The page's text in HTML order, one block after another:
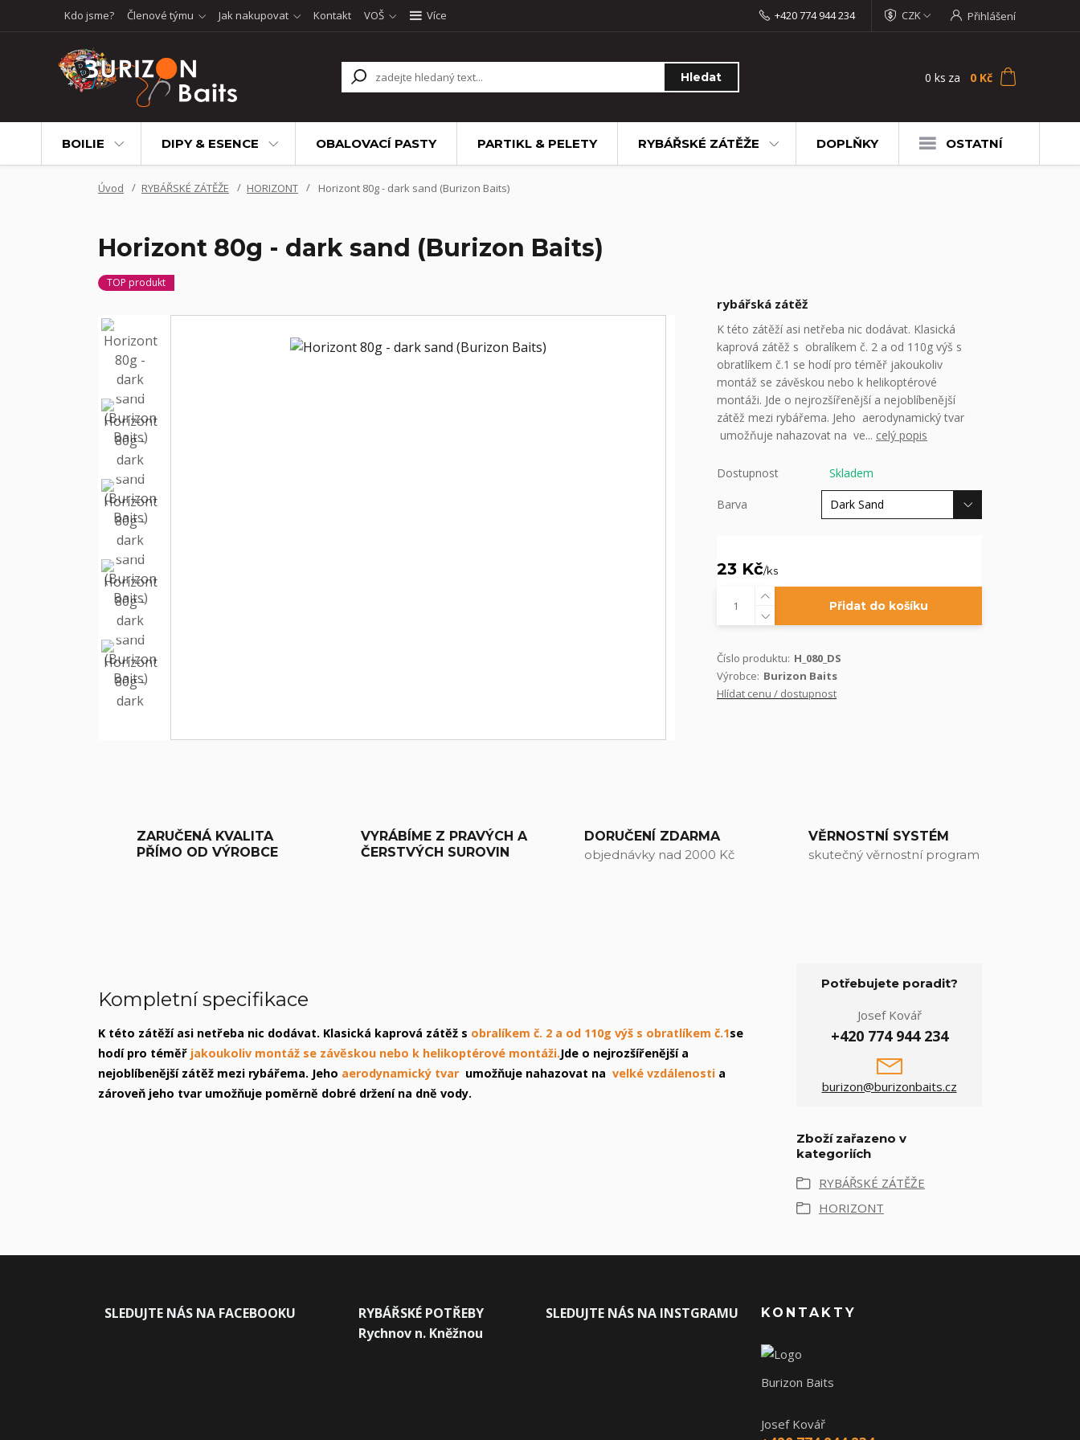
Kdo jsme? Členové týmu Jak nakupovat Kontakt VOŠ Více CZK Přihlášení
Hledat
+420 774 944 234
0 ks za 0 Kč
BOILIE DIPY & ESENCE OBALOVACÍ PASTY PARTIKL & PELETY RYBÁŘSKÉ ZÁTĚŽE DOPLŇKY OSTATNÍ
Úvod RYBÁŘSKÉ ZÁTĚŽE HORIZONT Horizont 80g - dark sand (Burizon Baits)
Horizont 80g - dark sand (Burizon Baits)
TOP produkt
rybářská zátěž
K této zátěží asi netřeba nic dodávat. Klasická
kaprová zátěž s obralíkem č. 2 a od 110g výš s
obratlíkem č.1 se hodí pro téměř jakoukoliv
montáž se závěskou nebo k helikoptérové
montáži. Jde o nejrozšířenější a nejoblíbenější
zátěž mezi rybářema. Jeho aerodynamický tvar
umožňuje nahazovat na ve... celý popis
Dostupnost Skladem
Barva
23 Kč/ks
Přidat do košíku
Číslo produktu: H_080_DS
Výrobce: Burizon Baits
Hlídat cenu / dostupnost
ZARUČENÁ KVALITA
PŘÍMO OD VÝROBCE
VYRÁBÍME Z PRAVÝCH A
ČERSTVÝCH SUROVIN
DORUČENÍ ZDARMA
objednávky nad 2000 Kč
VĚRNOSTNÍ SYSTÉM
skutečný věrnostní program
Kompletní specifikace
K této zátěží asi netřeba nic dodávat. Klasická kaprová zátěž s obralíkem č. 2 a od 110g výš s obratlíkem č.1se
hodí pro téměř jakoukoliv montáž se závěskou nebo k helikoptérové montáži.Jde o nejrozšířenější a
nejoblíbenější zátěž mezi rybářema. Jeho aerodynamický tvar umožňuje nahazovat na velké vzdálenosti a
zároveň jeho tvar umožňuje poměrně dobré držení na dně vody.
Potřebujete poradit?
Josef Kovář
+420 774 944 234
burizon@burizonbaits.cz
Zboží zařazeno v
kategoriích
RYBÁŘSKÉ ZÁTĚŽE
HORIZONT
SLEDUJTE NÁS NA FACEBOOKU
RYBÁŘSKÉ POTŘEBY
Rychnov n. Kněžnou
SLEDUJTE NÁS NA INSTGRAMU KONTAKTY
Burizon Baits
Josef Kovář